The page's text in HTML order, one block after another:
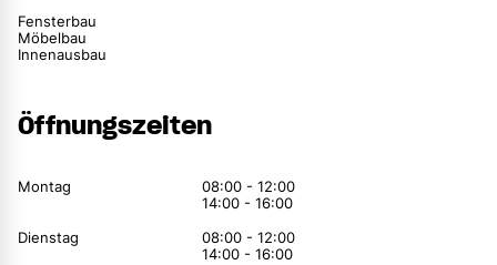
Fensterbau
Möbelbau
Innenausbau
Öffnungszeiten
Montag
08:00 - 12:00
14:00 - 16:00
Dienstag
08:00 - 12:00
14:00 - 16:00